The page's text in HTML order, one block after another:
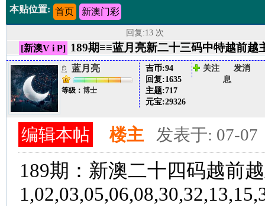
本贴位置: 首页 新澳门彩
回复:13 次
[新澳V i P] 189期≡≡蓝月亮新二十三码中特越前
蓝月亮
等级： 博士
吉币:94
回复:1635
主题:717
元宝:29326
关注
发消
息
编辑本帖 楼主 发表于: 07-07
189期：新澳二十四码越前
1,02,03,05,06,08,30,32,13,15